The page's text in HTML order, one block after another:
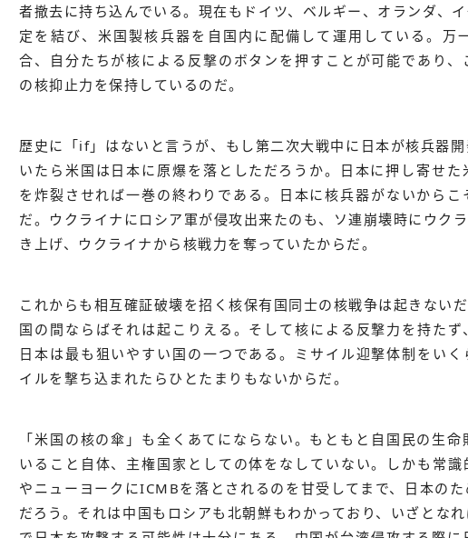
者撤去に持ち込んでいる。現在もドイツ、ベルギー、オランダ、
定を結び、米国製核兵器を自国内に配備して運用している。万
合、自分たちが核による反撃のボタンを押すことが可能であり
の核抑止力を保持しているのだ。
歴史に「if」はないと言うが、もし第二次大戦中に日本が核兵器
いたら米国は日本に原爆を落としただろうか。日本に押し寄せ
を炸裂させれば一巻の終わりである。日本に核兵器がないから
だ。ウクライナにロシア軍が侵攻出来たのも、ソ連崩壊時にウク
き上げ、ウクライナから核戦力を奪っていたからだ。
これからも相互確証破壊を招く核保有国同士の核戦争は起きない
国の間ならばそれは起こりえる。そして核による反撃力を持た
日本は最も狙いやすい国の一つである。ミサイル迎撃体制をい
イルを撃ち込まれたらひとたまりもないからだ。
「米国の核の傘」も全くあてにならない。もともと自国民の生
いること自体、主権国家としての体をなしていない。しかも常
やニューヨークにICMBを落とされるのを甘受してまで、日本の
だろう。それは中国もロシアも北朝鮮もわかっており、いざとな